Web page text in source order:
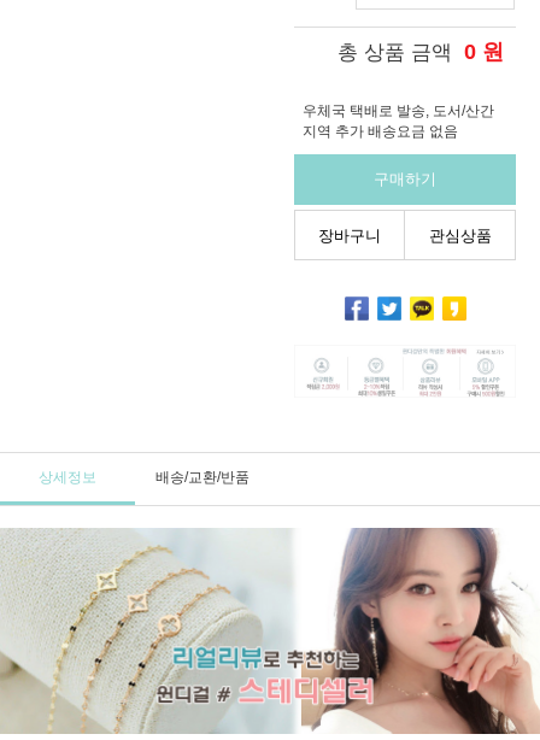
총 상품 금액 0 원
우체국 택배로 발송, 도서/산간
지역 추가 배송요금 없음
구매하기
장바구니 관심상품
상세정보 배송/교환/반품